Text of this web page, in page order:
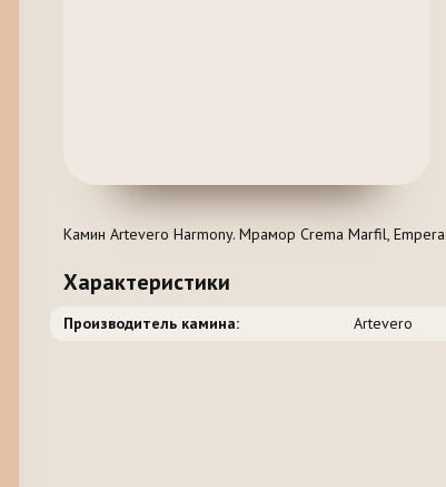
Камин Artevero Harmony. Мрамор Crema Marfil,
Характеристики
Производитель камина: Artevero